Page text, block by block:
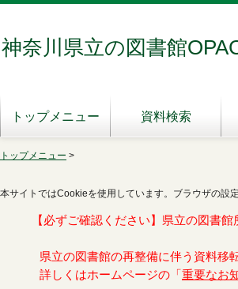
神奈川県立の図書館
トップメニュー 資料検索
トップメニュー >
本サイトではCookieを使用しています。ブラウザの設
【必ずご確認ください】県立の図書
県立の図書館の再整備に伴う資料移
詳しくはホームページの「 重要なお